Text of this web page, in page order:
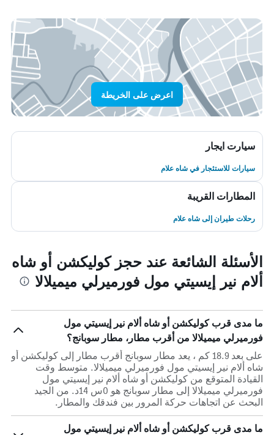
اعرض على الخريطة
سيارت ايجار
سيارات للاستئجار في شاه علام
المطارات القريبة
رحلات طيران إلى شاه علام
الأسئلة الشائعة عند حجز كوليكشن أو شاه
ألام نير إيسيتي مول فورميرلي ميميلالا
ما مدى قرب كوليكشن أو شاه ألام نير إيسيتي مول
فورميرلي ميميلالا من أقرب مطار، مطار سوبانج؟
على بعد 18.9 كم ، يعد مطار سوبانج أقرب مطار إلى كوليكشن أو
شاه ألام نير إيسيتي مول فورميرلي ميميلالا. متوسط وقت
القيادة المتوقع من كوليكشن أو شاه ألام نير إيسيتي مول
فورميرلي ميميلالا إلى مطار سوبانج هو 0س 14د. من الجيد
البحث عن اتجاهات حركة المرور بين فندقك والمطار.
ما مدى قرب كوليكشن أو شاه ألام نير إيسيتي مول